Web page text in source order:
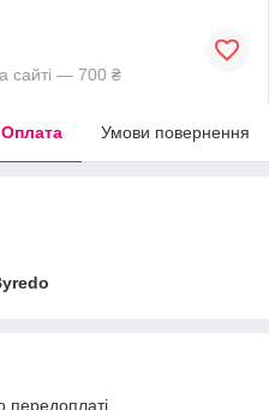
сайті — 700 ₴
Оплата Умови повернення
передоплаті.